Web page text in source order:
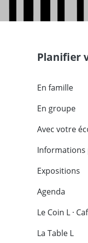
Planifier
En famille
En groupe
Avec votre
Informations
Expositions
Agenda
Le Coin L ·
La Table L